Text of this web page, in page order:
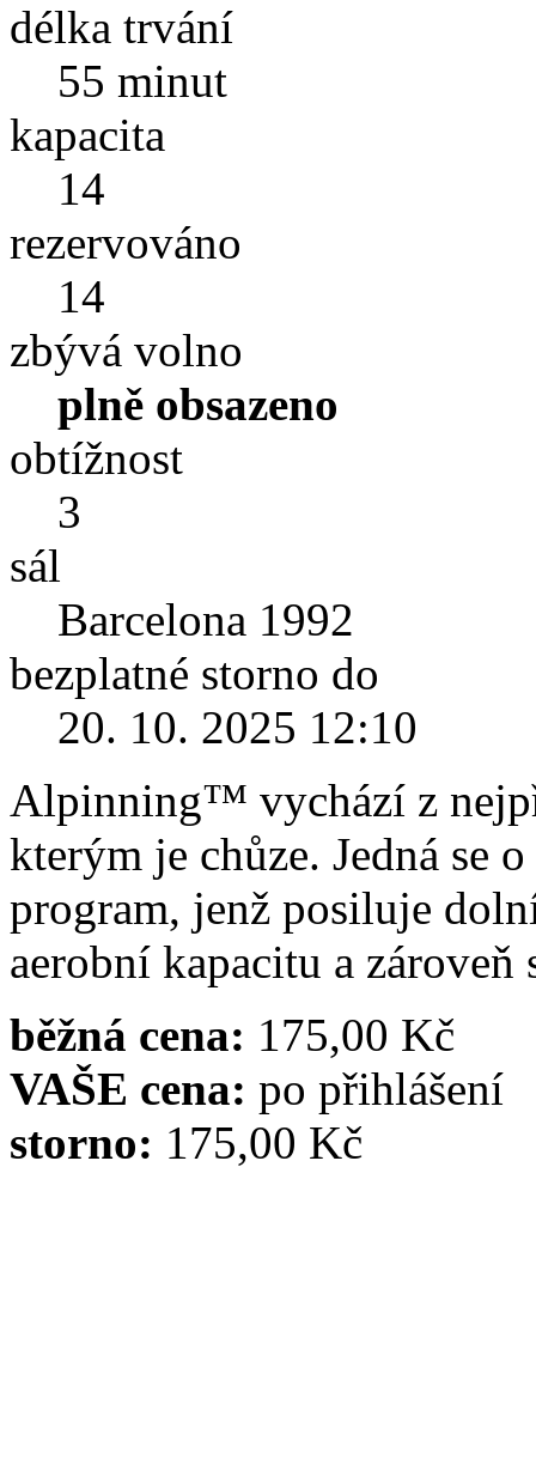
délka trvání
55 minut
kapacita
14
rezervováno
14
zbývá volno
plně obsazeno
obtížnost
3
sál
Barcelona 1992
bezplatné storno do
20. 10. 2025 12:10
Alpinning™ vychází z
kterým je chůze. Jedná se
program, jenž posiluje
aerobní kapacitu a
běžná cena: 175,00 Kč
VAŠE cena: po přihlášení
storno: 175,00 Kč